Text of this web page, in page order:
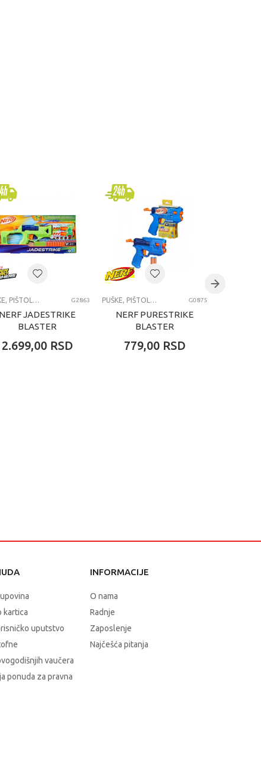
PUŠKE, PIŠTOLJI, BLASTERI I MAČEVI G2863
NERF JADESTRIKE
BLASTER
2.699,00 RSD
PUŠKE, PIŠTOLJI, BLASTERI I MAČEVI G0875
NERF PURESTRIKE
BLASTER
779,00 RSD
kartica
uputstvo
vaučera
ponuda za pravna
INFORMACIJE
O nama
Radnje
Zaposlenje
Najčešća pitanja